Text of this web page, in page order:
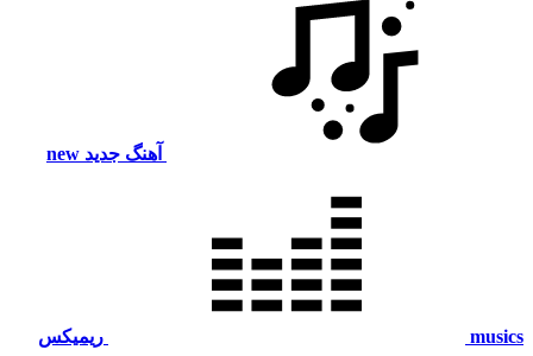
آهنگ جدید new
musics ریمیکس